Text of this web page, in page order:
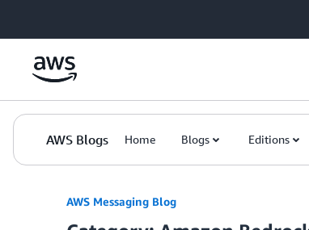
AWS Blogs Home Blogs Editions
AWS Messaging Blog